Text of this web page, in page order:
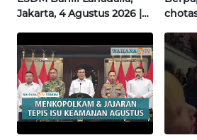
Jakarta, 4 Agustus 2026 |
TENTANG
KAMI
PEDOMAN
MEDIA
SIBER